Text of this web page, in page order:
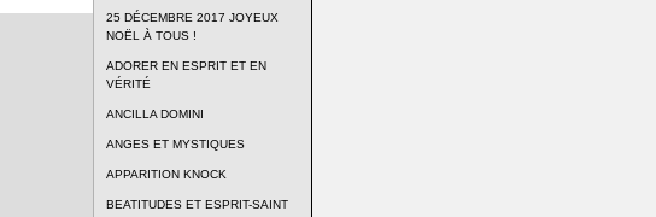
25 DÉCEMBRE 2017 JOYEUX
NOËL À TOUS !
ADORER EN ESPRIT ET EN
VÉRITÉ
ANCILLA DOMINI
ANGES ET MYSTIQUES
APPARITION KNOCK
BEATITUDES ET ESPRIT-SAINT